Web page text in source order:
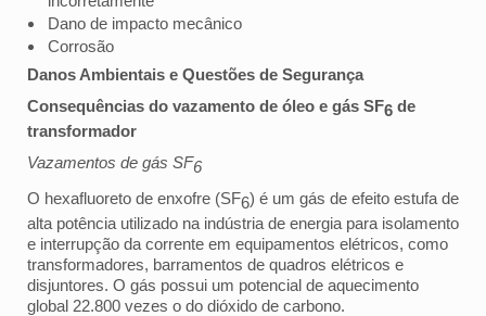
Dano de impacto mecânico
Corrosão
Danos Ambientais e Questões de Segurança
Consequências do vazamento de óleo e gás SF6 de
transformador
Vazamentos de gás SF6
O hexafluoreto de enxofre (SF6) é um gás de efeito estufa de
alta potência utilizado na indústria de energia para isolamento
e interrupção da corrente em equipamentos elétricos, como
transformadores, barramentos de quadros elétricos e
disjuntores. O gás possui um potencial de aquecimento
global 22.800 vezes o do dióxido de carbono.